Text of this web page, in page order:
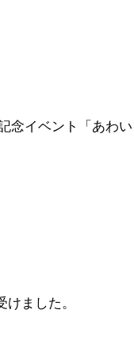
念イベント「あわ
ました。